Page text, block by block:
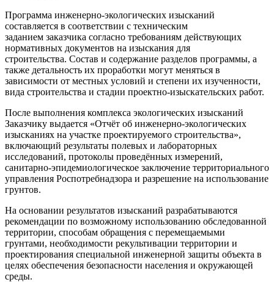
Программа инженерно-экологических изысканий
составляется в соответствии с техническим
заданием заказчика согласно требованиям действующих
нормативных документов на изыскания для
строительства. Состав и содержание разделов программы, а
также детальность их проработки могут меняться в
зависимости от местных условий и степени их изученности,
вида строительства и стадии проектно-изыскательских работ.
После выполнения комплекса экологических изысканий
Заказчику выдается «Отчёт об инженерно-экологических
изысканиях на участке проектируемого строительства»,
включающий результаты полевых и лабораторных
исследований, протоколы проведённых измерений,
санитарно-эпидемиологическое заключение территориального
управления Роспотребнадзора и разрешение на использование
грунтов.
На основании результатов изысканий разрабатываются
рекомендации по возможному использованию обследованной
территории, способам обращения с перемещаемыми
грунтами, необходимости рекультивации территории и
проектирования специальной инженерной защиты объекта в
целях обеспечения безопасности населения и окружающей
среды.